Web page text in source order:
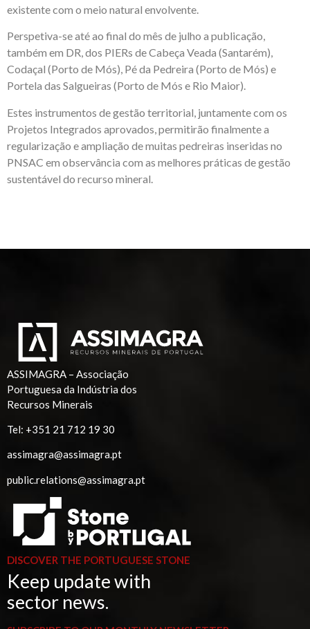
existente com o meio natural envolvente.
Perspetiva-se até ao final do mês de julho a publicação,
também em DR, dos PIERs de Cabeça Veada (Santarém),
Codaçal (Porto de Mós), Pé da Pedreira (Porto de Mós) e
Portela das Salgueiras (Porto de Mós e Rio Maior).
Estes instrumentos de gestão territorial, juntamente com os
Projetos Integrados aprovados, permitirão finalmente a
regularização e ampliação de muitas pedreiras inseridas no
PNSAC em observância com as melhores práticas de gestão
sustentável do recurso mineral.
ASSIMAGRA – Associação
Portuguesa da Indústria dos
Recursos Minerais
Tel: +351 21 712 19 30
assimagra@assimagra.pt
public.relations@assimagra.pt
DISCOVER THE PORTUGUESE STONE
Keep update with
sector news.